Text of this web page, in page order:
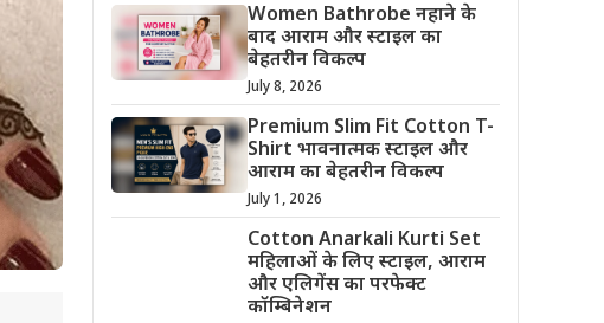
Women Bathrobe नहाने के
बाद आराम और स्टाइल का
बेहतरीन विकल्प
July 8, 2026
Premium Slim Fit Cotton T-
Shirt भावनात्मक स्टाइल और
आराम का बेहतरीन विकल्प
July 1, 2026
Cotton Anarkali Kurti Set
महिलाओं के लिए स्टाइल, आराम
और एलिगेंस का परफेक्ट
कॉम्बिनेशन